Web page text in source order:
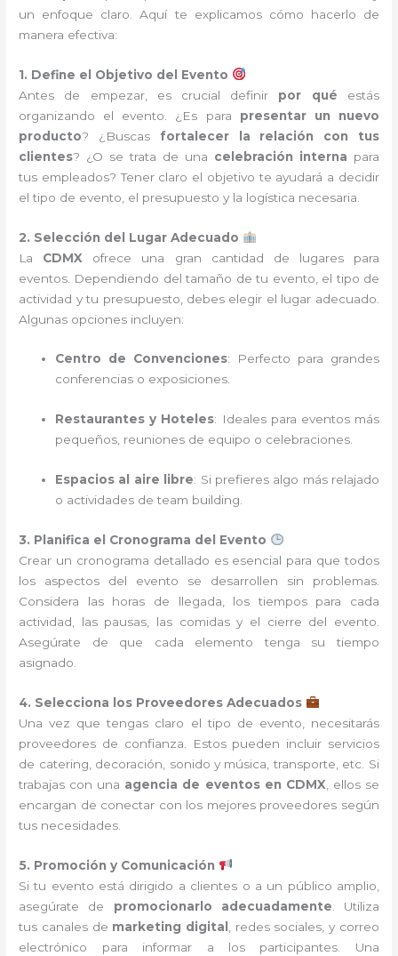
un enfoque claro. Aquí te explicamos cómo hacerlo de
manera efectiva:
1. Define el Objetivo del Evento
Antes de empezar, es crucial definir por qué estás
organizando el evento. ¿Es para presentar un nuevo
producto? ¿Buscas fortalecer la relación con tus
clientes? ¿O se trata de una celebración interna para
tus empleados? Tener claro el objetivo te ayudará a decidir
el tipo de evento, el presupuesto y la logística necesaria.
2. Selección del Lugar Adecuado
La CDMX ofrece una gran cantidad de lugares para
eventos. Dependiendo del tamaño de tu evento, el tipo de
actividad y tu presupuesto, debes elegir el lugar adecuado.
Algunas opciones incluyen:
Centro de Convenciones: Perfecto para grandes
conferencias o exposiciones.
Restaurantes y Hoteles: Ideales para eventos más
pequeños, reuniones de equipo o celebraciones.
Espacios al aire libre: Si prefieres algo más relajado
o actividades de team building.
3. Planifica el Cronograma del Evento
Crear un cronograma detallado es esencial para que todos
los aspectos del evento se desarrollen sin problemas.
Considera las horas de llegada, los tiempos para cada
actividad, las pausas, las comidas y el cierre del evento.
Asegúrate de que cada elemento tenga su tiempo
asignado.
4. Selecciona los Proveedores Adecuados
Una vez que tengas claro el tipo de evento, necesitarás
proveedores de confianza. Estos pueden incluir servicios
de catering, decoración, sonido y música, transporte, etc. Si
trabajas con una agencia de eventos en CDMX , ellos se
encargan de conectar con los mejores proveedores según
tus necesidades.
5. Promoción y Comunicación
Si tu evento está dirigido a clientes o a un público amplio,
asegúrate de promocionarlo adecuadamente . Utiliza
tus canales de marketing digital
, redes sociales, y correo
electrónico para informar a los participantes. Una